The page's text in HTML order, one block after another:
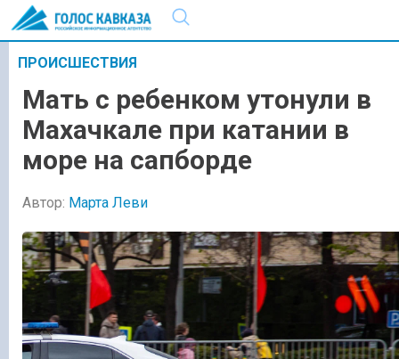
ПРОИСШЕСТВИЯ
Мать с ребенком утонули в
Махачкале при катании в
море на сапборде
Автор: Марта Леви